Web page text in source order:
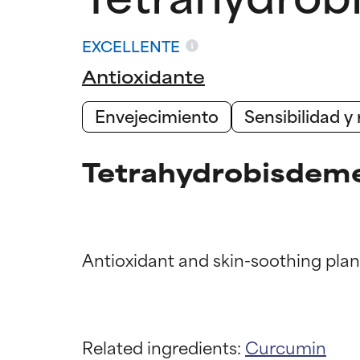
EXCELLENTE
Antioxidante
Envejecimiento
Sensibilidad y
Related ingredients: Curcumin
Ingrediente
Ingrediente